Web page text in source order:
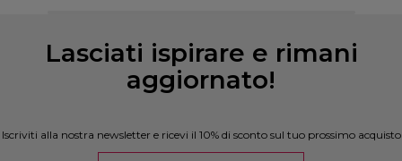
Lasciati ispirare e rimani
aggiornato!
Iscriviti alla nostra newsletter e ricevi il 10% di sconto sul tuo prossimo acquisto